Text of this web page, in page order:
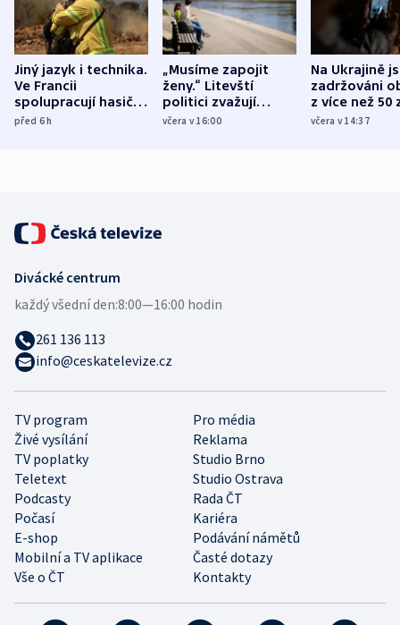
Jiný jazyk i technika.
Ve Francii
spolupracují hasiči z
různých zemí
před 6h
„Musíme zapojit
ženy.“ Litevští
politici zvažují
dohodu o
včera v 16:00
Na Ukrajině
zadržováni
z více než 50
Bojovali na
včera v 14:37
TV program
Pro média
Živé vysílání
Reklama
TV poplatky
Studio Brno
Teletext
Studio Ostrava
Podcasty
Rada ČT
Počasí
Kariéra
E-shop
Podávání námětů
Mobilní a TV aplikace
Časté dotazy
Vše o ČT
Kontakty
Divácké centrum
každý všední den:8:00—16:00 hodin
261 136 113
info@ceskatelevize.cz